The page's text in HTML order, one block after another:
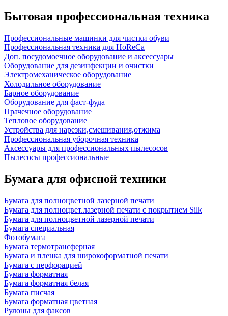
Бытовая профессиональная техника
Профессиональные машинки для чистки обуви
Профессиональная техника для HoReCa
Доп. посудомоечное оборудование и аксессуары
Оборудование для дезинфекции и очистки
Электромеханическое оборудование
Холодильное оборудование
Барное оборудование
Оборудование для фаст-фуда
Прачечное оборудование
Тепловое оборудование
Устройства для нарезки,смешивания,отжима
Профессиональная уборочная техника
Аксессуары для профессиональных пылесосов
Пылесосы профессиональные
Бумага для офисной техники
Бумага для полноцветной лазерной печати
Бумага для полноцвет.лазерной печати с покрытием Silk
Бумага для полноцветной лазерной печати
Бумага специальная
Фотобумага
Бумага термотрансферная
Бумага и пленка для широкоформатной печати
Бумага с перфорацией
Бумага форматная
Бумага форматная белая
Бумага писчая
Бумага форматная цветная
Рулоны для факсов